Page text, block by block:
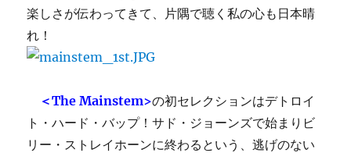
楽しさが伝わってきて、片隅で聴く私の心も日本晴
れ！
＜The Mainstem>の初セレクションはデトロイ
ト・ハード・バップ！サド・ジョーンズで始まりビ
リー・ストレイホーンに終わるという、逃げのない